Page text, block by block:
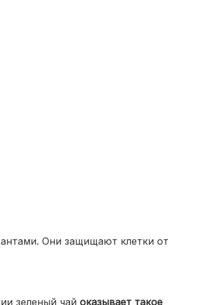
Они защищают клетки от
зеленый чай оказывает такое